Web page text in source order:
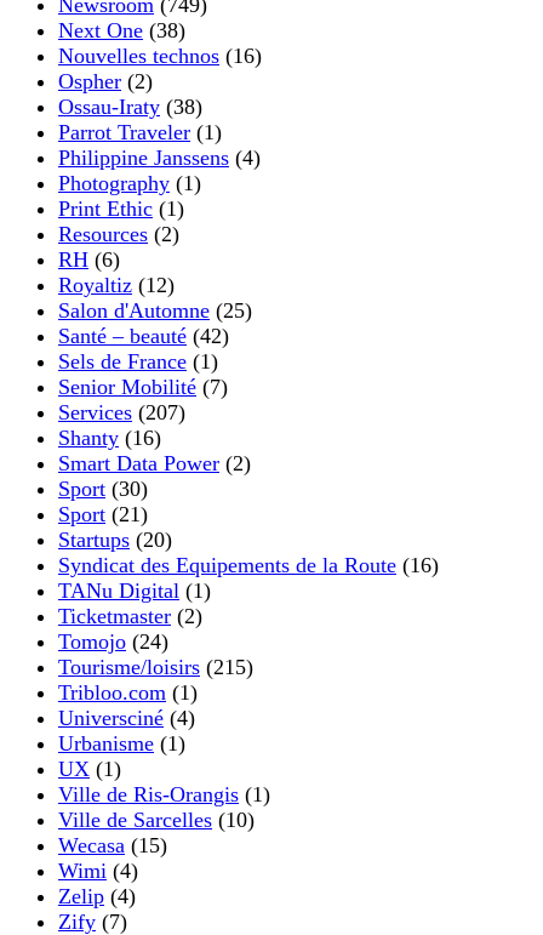
Next One (38)
Nouvelles technos (16)
Ospher (2)
Ossau-Iraty (38)
Parrot Traveler (1)
Philippine Janssens (4)
Photography (1)
Print Ethic (1)
Resources (2)
RH (6)
Royaltiz (12)
Salon d'Automne (25)
Santé – beauté (42)
Sels de France (1)
Senior Mobilité (7)
Services (207)
Shanty (16)
Smart Data Power (2)
Sport (30)
Sport (21)
Startups (20)
Syndicat des Equipements de la Route (16)
TANu Digital (1)
Ticketmaster (2)
Tomojo (24)
Tourisme/loisirs (215)
Tribloo.com (1)
Universciné (4)
Urbanisme (1)
UX (1)
Ville de Ris-Orangis (1)
Ville de Sarcelles (10)
Wecasa (15)
Wimi (4)
Zelip (4)
Zify (7)